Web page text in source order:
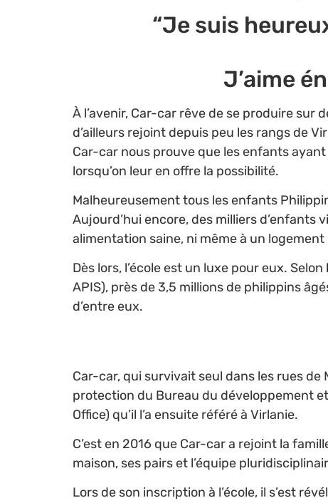
“Je suis
J’aime
À l’avenir, Car-car rêve de se produire
d’ailleurs rejoint depuis peu les rangs de
Car-car nous prouve que les enfants
lorsqu’on leur en offre la possibilité.
Malheureusement tous les enfants
Aujourd’hui encore, des milliers d’enfants
alimentation saine, ni même à un
Dès lors, l’école est un luxe pour eux.
APIS), près de 3,5 millions de philippins
d’entre eux.
Car-car, qui survivait seul dans les rues de
protection du Bureau du développement
Office) qu’il l’a ensuite référé à Virlanie.
C’est en 2016 que Car-car a rejoint la
maison, ses pairs et l’équipe
Lors de son inscription à l’école, il s’est